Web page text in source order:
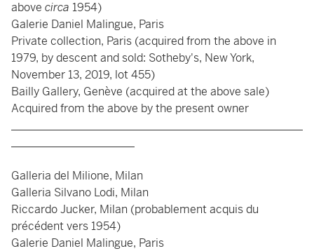
above circa 1954)
Galerie Daniel Malingue, Paris
Private collection, Paris (acquired from the above in
1979, by descent and sold: Sotheby's, New York,
November 13, 2019, lot 455)
Bailly Gallery, Genève (acquired at the above sale)
Acquired from the above by the present owner
Galleria del Milione, Milan
Galleria Silvano Lodi, Milan
Riccardo Jucker, Milan (probablement acquis du
précédent vers 1954)
Galerie Daniel Malingue, Paris